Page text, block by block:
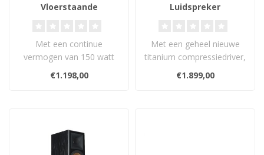
Vloerstaande
Met een continue
vermogen van 150 watt
en een gevoeligheid van
98 dB zorgen deze..
€1.198,00
Luidspreker
Met een geheel nieuwe
titanium compressiedriver,
90x90 gegoten rubberen
Tractrix..
€1.899,00